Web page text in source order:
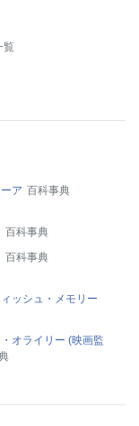
覧
ア 百科事典
百科事典
百科事典
ッシュ・メモリー
オライリー (映画監